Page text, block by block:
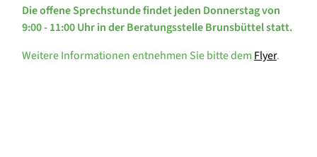
Die offene Sprechstunde findet jeden Donnerstag von
9:00 - 11:00 Uhr in der Beratungsstelle Brunsbüttel statt.
Weitere Informationen entnehmen Sie bitte dem Flyer.